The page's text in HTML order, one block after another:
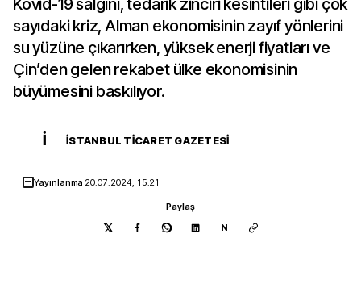
Kovid-19 salgını, tedarik zinciri kesintileri gibi çok
sayıdaki kriz, Alman ekonomisinin zayıf yönlerini
su yüzüne çıkarırken, yüksek enerji fiyatları ve
Çin’den gelen rekabet ülke ekonomisinin
büyümesini baskılıyor.
İ İSTANBUL TICARET GAZETESI
Yayınlanma 20.07.2024, 15:21
Paylaş
N